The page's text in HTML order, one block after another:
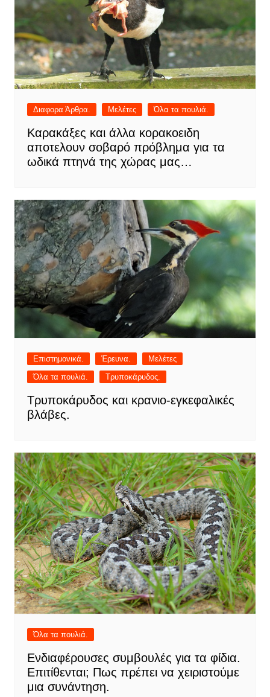
Διαφορα Άρθρα. Μελέτες Όλα τα πουλιά.
Καρακάξες και άλλα κορακοειδη
αποτελουν σοβαρό πρόβλημα για τα
ωδικά πτηνά της χώρας μας…
Επιστημονικά. Έρευνα.
Μελέτες
Όλα τα πουλιά.
Τρυποκάρυδος.
Τρυποκάρυδος και κρανιο-εγκεφαλικές
βλάβες.
Όλα τα πουλιά.
Ενδιαφέρουσες συμβουλές για τα φίδια.
Επιτίθενται; Πως πρέπει να χειριστούμε
μια συνάντηση.